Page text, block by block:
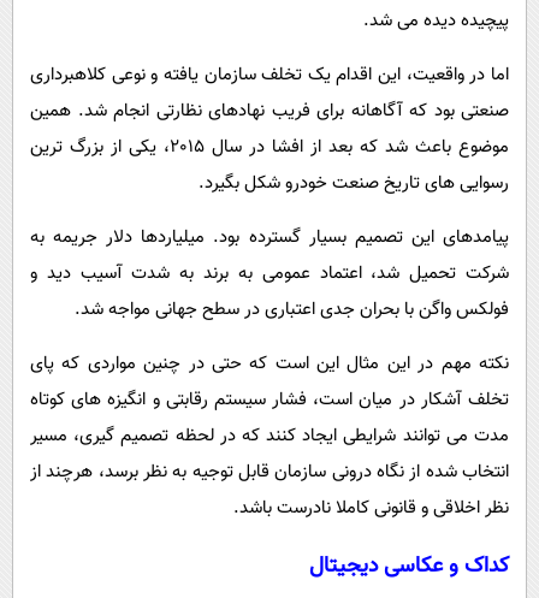
پیچیده دیده می شد.
اما در واقعیت، این اقدام یک تخلف سازمان یافته و نوعی کلاهبرداری
صنعتی بود که آگاهانه برای فریب نهادهای نظارتی انجام شد. همین
موضوع باعث شد که بعد از افشا در سال 2015، یکی از بزرگ ترین
رسوایی های تاریخ صنعت خودرو شکل بگیرد.
پیامدهای این تصمیم بسیار گسترده بود. میلیاردها دلار جریمه به
شرکت تحمیل شد، اعتماد عمومی به برند به شدت آسیب دید و
فولکس واگن با بحران جدی اعتباری در سطح جهانی مواجه شد.
نکته مهم در این مثال این است که حتی در چنین مواردی که پای
تخلف آشکار در میان است، فشار سیستم رقابتی و انگیزه های کوتاه
مدت می توانند شرایطی ایجاد کنند که در لحظه تصمیم گیری، مسیر
انتخاب شده از نگاه درونی سازمان قابل توجیه به نظر برسد، هرچند از
نظر اخلاقی و قانونی کاملا نادرست باشد.
کداک و عکاسی دیجیتال